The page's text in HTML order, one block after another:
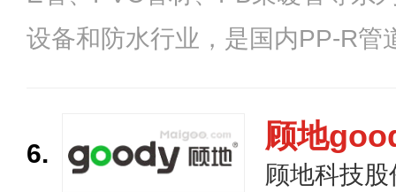
设备和防水行业，是国内PP-R管
咖乐、ännette安内特、伟星地
品牌及星管家服务品牌，坚持“产
6. 顾地
顾地科技